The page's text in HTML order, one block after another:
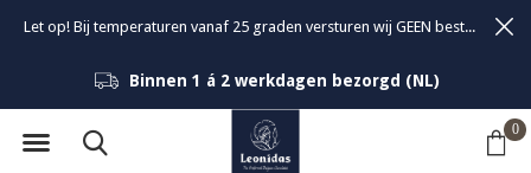
0
Binnen 1 á 2 werkdagen bezorgd (NL)
Let op! Bij temperaturen vanaf 25 graden versturen wij GEEN bestellingen om de kwaliteit van de bonbons te garanderen.